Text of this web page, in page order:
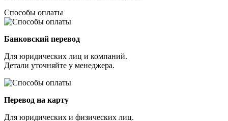
Способы оплаты
Банковский перевод
Для юридических лиц и компаний.
Детали уточняйте у менеджера.
Перевод на карту
Для юридических и физических лиц.